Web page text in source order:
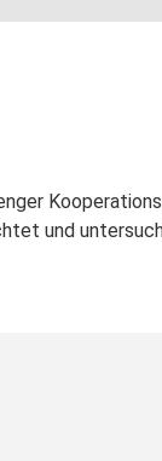
und